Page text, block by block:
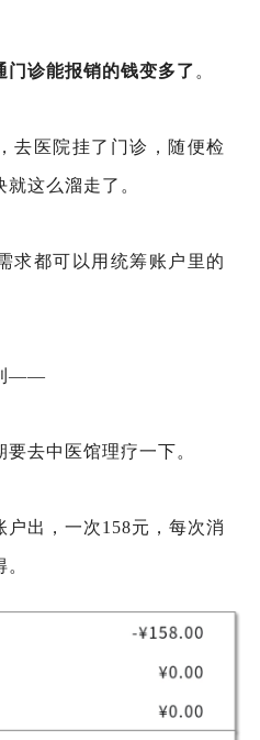
门诊能报销的钱变多了 。
去医院挂了门诊，随便检
这么溜走了。
求都可以用统筹账户里的
——
去中医馆理疗一下。
出，一次158元，每次消